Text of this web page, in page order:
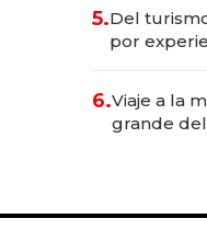
5.Del
por
6.Viaje a la
grande del